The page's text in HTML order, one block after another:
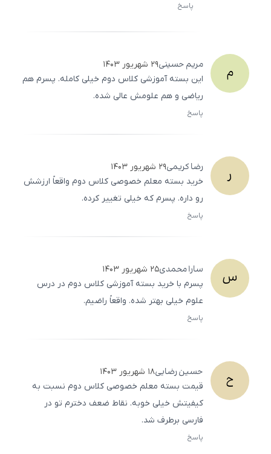
پاسخ
م مریمحسینی۲۹ شهریور ۱۴۰۳
این بسته آموزشی کلاس دوم خیلی کامله. پسرم هم
ریاضی و هم علومش عالی شده.
پاسخ
ر رضاکریمی۲۹ شهریور ۱۴۰۳
خرید بسته معلم خصوصی کلاس دوم واقعاً ارزشش
رو داره. پسرم که خیلی تغییر کرده.
پاسخ
س سارامحمدی۲۵ شهریور ۱۴۰۳
پسرم با خرید بسته آموزشی کلاس دوم در درس
علوم خیلی بهتر شده. واقعاً راضیم.
پاسخ
ح حسینرضایی۱۸ شهریور ۱۴۰۳
قیمت بسته معلم خصوصی کلاس دوم نسبت به
کیفیتش خیلی خوبه. نقاط ضعف دخترم تو در
فارسی برطرف شد.
پاسخ